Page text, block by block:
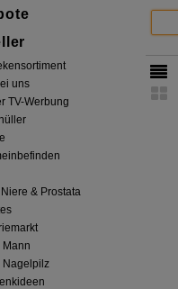
uns
TV-Werbung
& Prostata
Mann
Nagelpilz